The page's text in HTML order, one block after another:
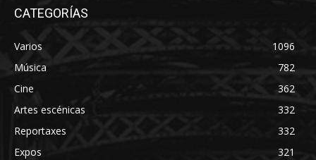
CATEGORÍAS
Varios
1096
Música
782
Cine
362
Artes escénicas
332
Reportaxes
332
Expos
321